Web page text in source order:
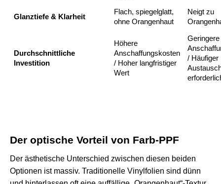
Glanztiefe & Klarheit
Flach, spiegelglatt,
ohne Orangenhaut
Neigt zu
Durchschnittliche
Investition
Höhere
Anschaffungskosten
/ Hoher langfristiger
Wert
Geringere
/ Häufiger
Der optische Vorteil von Farb-PPF
Der ästhetische Unterschied zwischen diesen beiden
Optionen ist massiv. Traditionelle Vinylfolien sind dünn